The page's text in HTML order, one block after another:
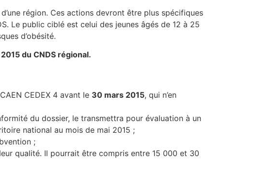
région. Ces actions devront être plus spécifiques
Le public ciblé est celui des jeunes âgés de 12 à 25
d’obésité.
du CNDS régional.
CEDEX 4 avant le 30 mars 2015, qui n’en
du dossier, le transmettra pour évaluation à un
national au mois de mai 2015 ;
;
qualité. Il pourrait être compris entre 15 000 et 30